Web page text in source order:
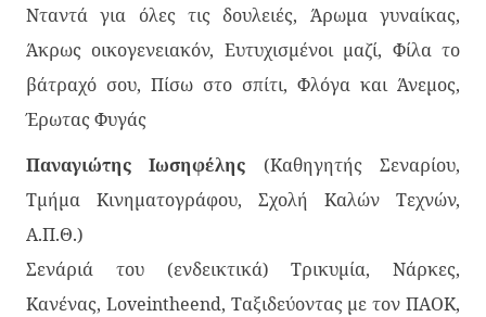
Νταντά για όλες τις δουλειές, Άρωμα γυναίκας,
Άκρως οικογενειακόν, Ευτυχισμένοι μαζί, Φίλα το
βάτραχό σου, Πίσω στο σπίτι, Φλόγα και Άνεμος,
Έρωτας Φυγάς
Παναγιώτης Ιωσηφέλης (Καθηγητής Σεναρίου,
Τμήμα Κινηματογράφου, Σχολή Καλών Τεχνών,
Α.Π.Θ.)
Σενάριά του (ενδεικτικά) Τρικυμία, Νάρκες,
Κανένας, Loveintheend, Ταξιδεύοντας με τον ΠΑΟΚ,